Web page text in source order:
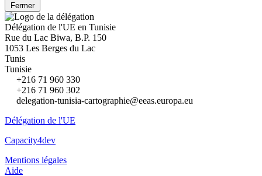
Fermer
Délégation de l'UE en Tunisie
Rue du Lac Biwa, B.P. 150
1053 Les Berges du Lac
Tunis
Tunisie
+216 71 960 330
+216 71 960 302
delegation-tunisia-cartographie@eeas.europa.eu
Délégation de l'UE
Capacity4dev
Mentions légales
Aide